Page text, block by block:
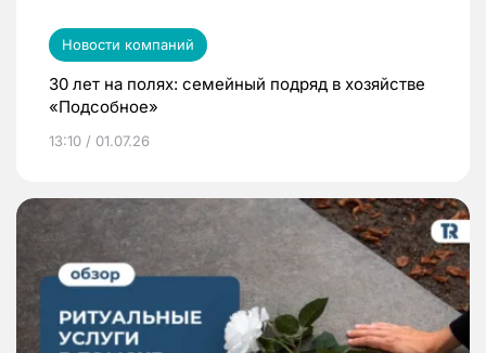
Новости компаний
30 лет на полях: семейный подряд в хозяйстве
«Подсобное»
13:10 / 01.07.26